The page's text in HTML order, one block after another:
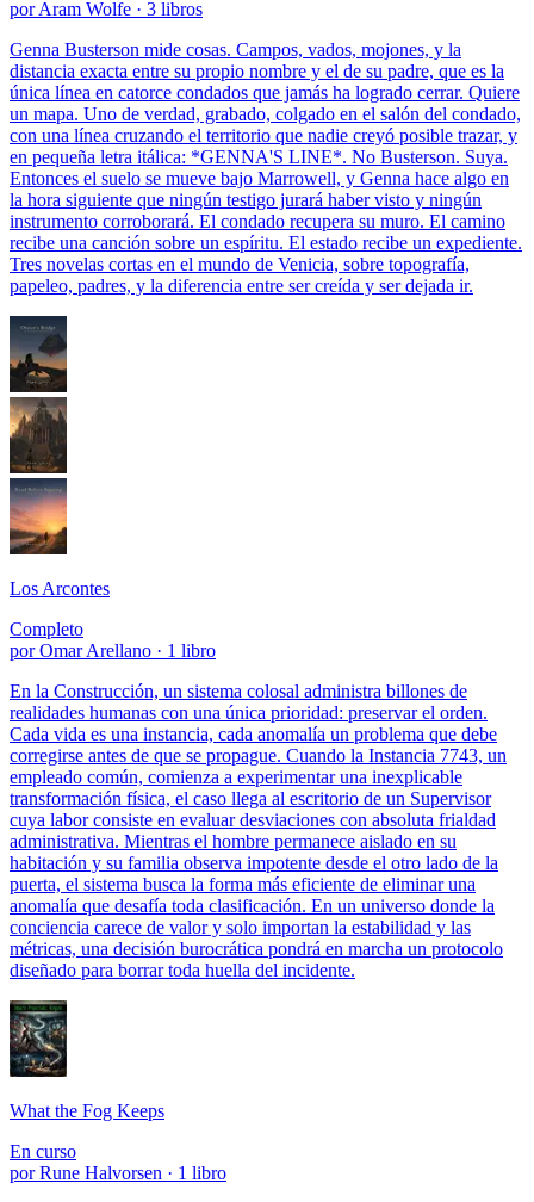
por Aram Wolfe · 3 libros
Genna Busterson mide cosas. Campos, vados, mojones, y la
distancia exacta entre su propio nombre y el de su padre, que es la
única línea en catorce condados que jamás ha logrado cerrar. Quiere
un mapa. Uno de verdad, grabado, colgado en el salón del condado,
con una línea cruzando el territorio que nadie creyó posible trazar, y
en pequeña letra itálica: *GENNA'S LINE*. No Busterson. Suya.
Entonces el suelo se mueve bajo Marrowell, y Genna hace algo en
la hora siguiente que ningún testigo jurará haber visto y ningún
instrumento corroborará. El condado recupera su muro. El camino
recibe una canción sobre un espíritu. El estado recibe un expediente.
Tres novelas cortas en el mundo de Venicia, sobre topografía,
papeleo, padres, y la diferencia entre ser creída y ser dejada ir.
Los Arcontes
Completo
por Omar Arellano · 1 libro
En la Construcción, un sistema colosal administra billones de
realidades humanas con una única prioridad: preservar el orden.
Cada vida es una instancia, cada anomalía un problema que debe
corregirse antes de que se propague. Cuando la Instancia 7743, un
empleado común, comienza a experimentar una inexplicable
transformación física, el caso llega al escritorio de un Supervisor
cuya labor consiste en evaluar desviaciones con absoluta frialdad
administrativa. Mientras el hombre permanece aislado en su
habitación y su familia observa impotente desde el otro lado de la
puerta, el sistema busca la forma más eficiente de eliminar una
anomalía que desafía toda clasificación. En un universo donde la
conciencia carece de valor y solo importan la estabilidad y las
métricas, una decisión burocrática pondrá en marcha un protocolo
diseñado para borrar toda huella del incidente.
What the Fog Keeps
En curso
por Rune Halvorsen · 1 libro